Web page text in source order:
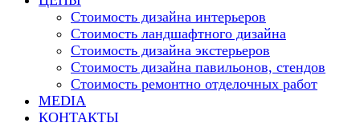
Стоимость дизайна интерьеров
Стоимость ландшафтного дизайна
Стоимость дизайна экстерьеров
Стоимость дизайна павильонов, стендов
Стоимость ремонтно отделочных работ
MEDIA
КОНТАКТЫ